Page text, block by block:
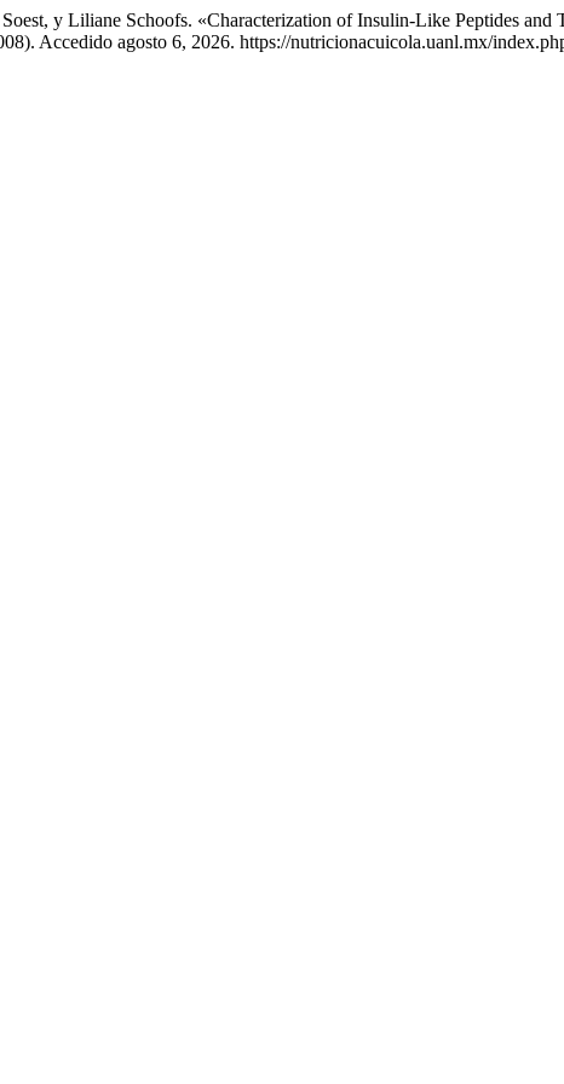
y Liliane Schoofs. «Characterization of Insulin-Like Peptides
Accedido agosto 6, 2026. https://nutricionacuicola.uanl.mx/